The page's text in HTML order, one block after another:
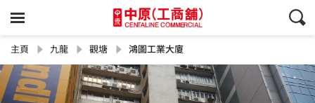
主頁 九龍 觀塘 鴻圖工業大廈